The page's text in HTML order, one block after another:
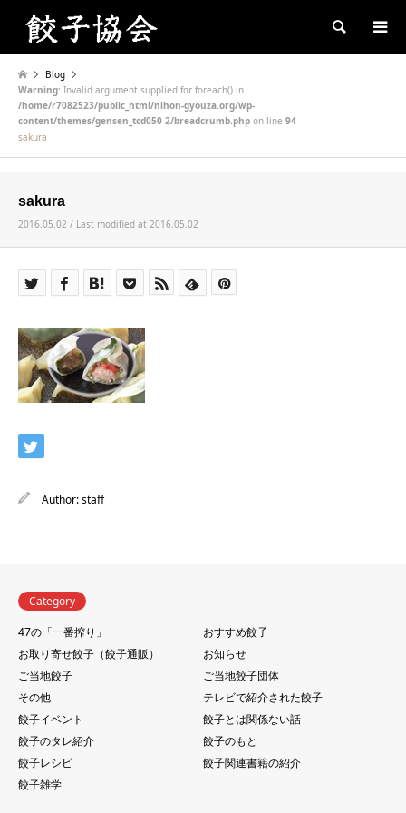
Search
Blog
Warning: Invalid argument supplied for foreach() in
/home/r7082523/public_html/nihon-gyouza.org/wp-
content/themes/gensen_tcd050 2/breadcrumb.php on line 94
sakura
sakura
2016.05.02 / Last modified at 2016.05.02
Author:staff
Category
47の「一番搾り」
おすすめ餃子
お取り寄せ餃子（餃子通販）
お知らせ
ご当地餃子
ご当地餃子団体
その他
テレビで紹介された餃子
餃子イベント
餃子とは関係ない話
餃子のタレ紹介
餃子のもと
餃子レシピ
餃子関連書籍の紹介
餃子雑学